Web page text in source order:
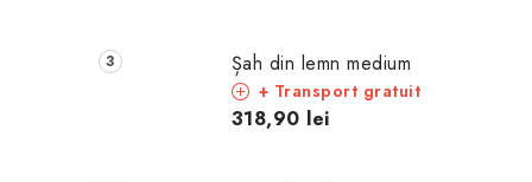
Șah din lemn medium
+ Transport gratuit
318,90 lei